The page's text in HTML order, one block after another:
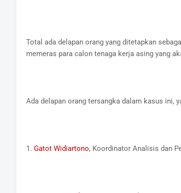
Total ada delapan orang yang ditetapkan
memeras para calon tenaga kerja asing yang
Ada delapan orang tersangka dalam kasus ini,
1. Gatot Widiartono, Koordinator Analisis dan